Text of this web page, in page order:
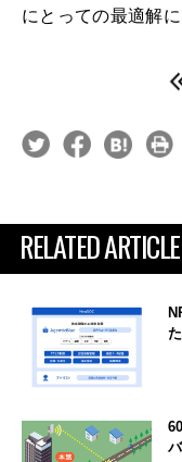
にとっての最適解に
RELATED ARTICLE